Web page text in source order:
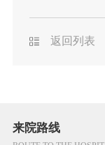
返回列表
来院路线